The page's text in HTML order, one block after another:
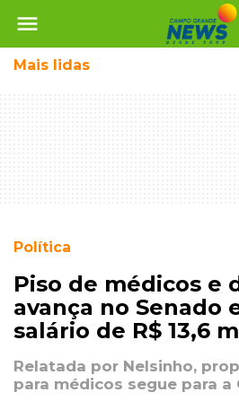
menu
Mais lidas
Política
Piso de médicos e
avança no Senado
salário de R$ 13,6
Relatada por Nelsinho,
para médicos segue para a